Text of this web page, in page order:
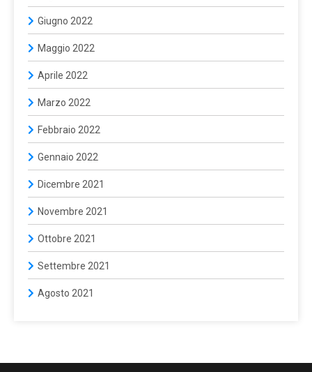
Giugno 2022
Maggio 2022
Aprile 2022
Marzo 2022
Febbraio 2022
Gennaio 2022
Dicembre 2021
Novembre 2021
Ottobre 2021
Settembre 2021
Agosto 2021